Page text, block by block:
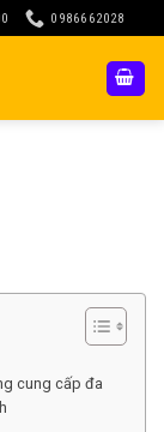
0986662028
cung cấp đa